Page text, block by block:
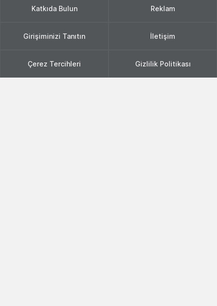
Katkıda Bulun Reklam
Girişiminizi Tanıtın İletişim
Çerez Tercihleri Gizlilik Politikası